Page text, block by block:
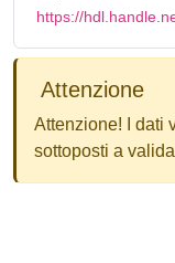
https://
Attenzione
Attenzione! I dati
sottoposti a